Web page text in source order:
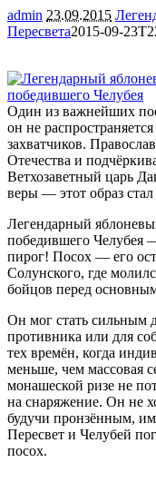
admin 23.09.2015
Пересвета2015-09-
Один из важнейших
он не
захватчиков.
Отечества и
Ветхозаветный царь
веры — этот образ
Легендарный
победившего Челубея
пирог! Посох — его
Солунского, где
бойцов перед
Он мог стать сильным
противника или для
тех времён, когда
меньше, чем массовая
монашеской ризе не
на снаряжение. Он не
будучи пронзённым,
Пересвет и Челубей
посох.